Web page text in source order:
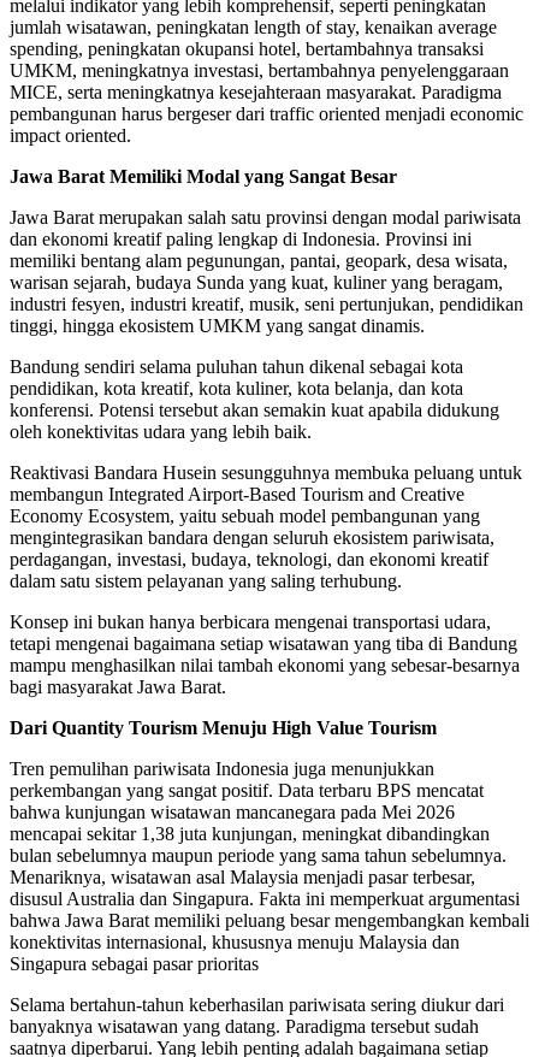
melalui indikator yang lebih komprehensif, seperti peningkatan
jumlah wisatawan, peningkatan length of stay, kenaikan average
spending, peningkatan okupansi hotel, bertambahnya transaksi
UMKM, meningkatnya investasi, bertambahnya penyelenggaraan
MICE, serta meningkatnya kesejahteraan masyarakat. Paradigma
pembangunan harus bergeser dari traffic oriented menjadi economic
impact oriented.
Jawa Barat Memiliki Modal yang Sangat Besar
Jawa Barat merupakan salah satu provinsi dengan modal pariwisata
dan ekonomi kreatif paling lengkap di Indonesia. Provinsi ini
memiliki bentang alam pegunungan, pantai, geopark, desa wisata,
warisan sejarah, budaya Sunda yang kuat, kuliner yang beragam,
industri fesyen, industri kreatif, musik, seni pertunjukan, pendidikan
tinggi, hingga ekosistem UMKM yang sangat dinamis.
Bandung sendiri selama puluhan tahun dikenal sebagai kota
pendidikan, kota kreatif, kota kuliner, kota belanja, dan kota
konferensi. Potensi tersebut akan semakin kuat apabila didukung
oleh konektivitas udara yang lebih baik.
Reaktivasi Bandara Husein sesungguhnya membuka peluang untuk
membangun Integrated Airport-Based Tourism and Creative
Economy Ecosystem, yaitu sebuah model pembangunan yang
mengintegrasikan bandara dengan seluruh ekosistem pariwisata,
perdagangan, investasi, budaya, teknologi, dan ekonomi kreatif
dalam satu sistem pelayanan yang saling terhubung.
Konsep ini bukan hanya berbicara mengenai transportasi udara,
tetapi mengenai bagaimana setiap wisatawan yang tiba di Bandung
mampu menghasilkan nilai tambah ekonomi yang sebesar-besarnya
bagi masyarakat Jawa Barat.
Dari Quantity Tourism Menuju High Value Tourism
Tren pemulihan pariwisata Indonesia juga menunjukkan
perkembangan yang sangat positif. Data terbaru BPS mencatat
bahwa kunjungan wisatawan mancanegara pada Mei 2026
mencapai sekitar 1,38 juta kunjungan, meningkat dibandingkan
bulan sebelumnya maupun periode yang sama tahun sebelumnya.
Menariknya, wisatawan asal Malaysia menjadi pasar terbesar,
disusul Australia dan Singapura. Fakta ini memperkuat argumentasi
bahwa Jawa Barat memiliki peluang besar mengembangkan kembali
konektivitas internasional, khususnya menuju Malaysia dan
Singapura sebagai pasar prioritas
Selama bertahun-tahun keberhasilan pariwisata sering diukur dari
banyaknya wisatawan yang datang. Paradigma tersebut sudah
saatnya diperbarui. Yang lebih penting adalah bagaimana setiap